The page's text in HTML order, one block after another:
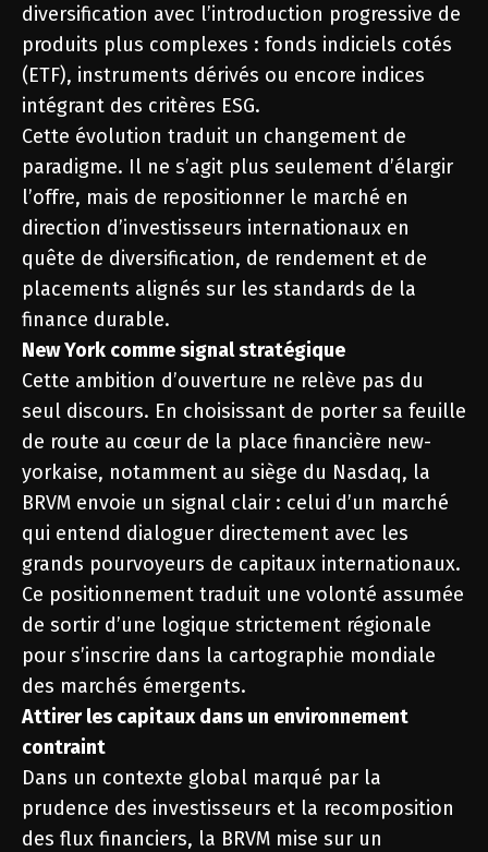
diversification avec l’introduction progressive de
produits plus complexes : fonds indiciels cotés
(ETF), instruments dérivés ou encore indices
intégrant des critères ESG.
Cette évolution traduit un changement de
paradigme. Il ne s’agit plus seulement d’élargir
l’offre, mais de repositionner le marché en
direction d’investisseurs internationaux en
quête de diversification, de rendement et de
placements alignés sur les standards de la
finance durable.
New York comme signal stratégique
Cette ambition d’ouverture ne relève pas du
seul discours. En choisissant de porter sa feuille
de route au cœur de la place financière new-
yorkaise, notamment au siège du Nasdaq, la
BRVM envoie un signal clair : celui d’un marché
qui entend dialoguer directement avec les
grands pourvoyeurs de capitaux internationaux.
Ce positionnement traduit une volonté assumée
de sortir d’une logique strictement régionale
pour s’inscrire dans la cartographie mondiale
des marchés émergents.
Attirer les capitaux dans un environnement
contraint
Dans un contexte global marqué par la
prudence des investisseurs et la recomposition
des flux financiers, la BRVM mise sur un